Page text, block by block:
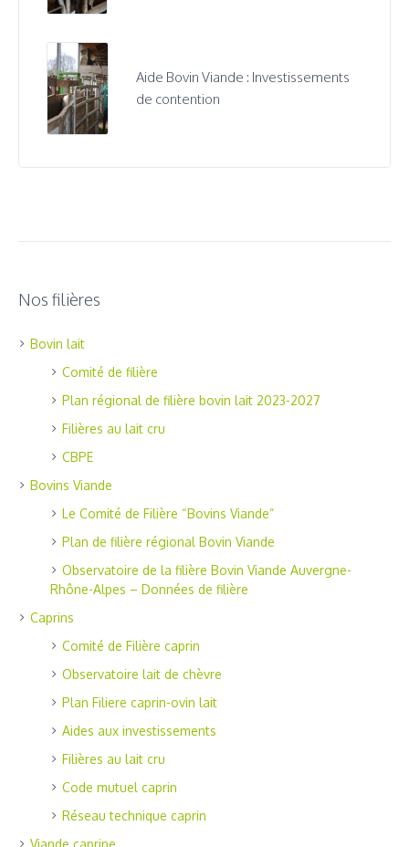
Aide Bovin Viande : Investissements
de contention
Nos filières
Bovin lait
Comité de filière
Plan régional de filière bovin lait 2023-2027
Filières au lait cru
CBPE
Bovins Viande
Le Comité de Filière “Bovins Viande”
Plan de filière régional Bovin Viande
Observatoire de la filière Bovin Viande Auvergne-
Rhône-Alpes – Données de filière
Caprins
Comité de Filière caprin
Observatoire lait de chèvre
Plan Filiere caprin-ovin lait
Aides aux investissements
Filières au lait cru
Code mutuel caprin
Réseau technique caprin
Viande caprine